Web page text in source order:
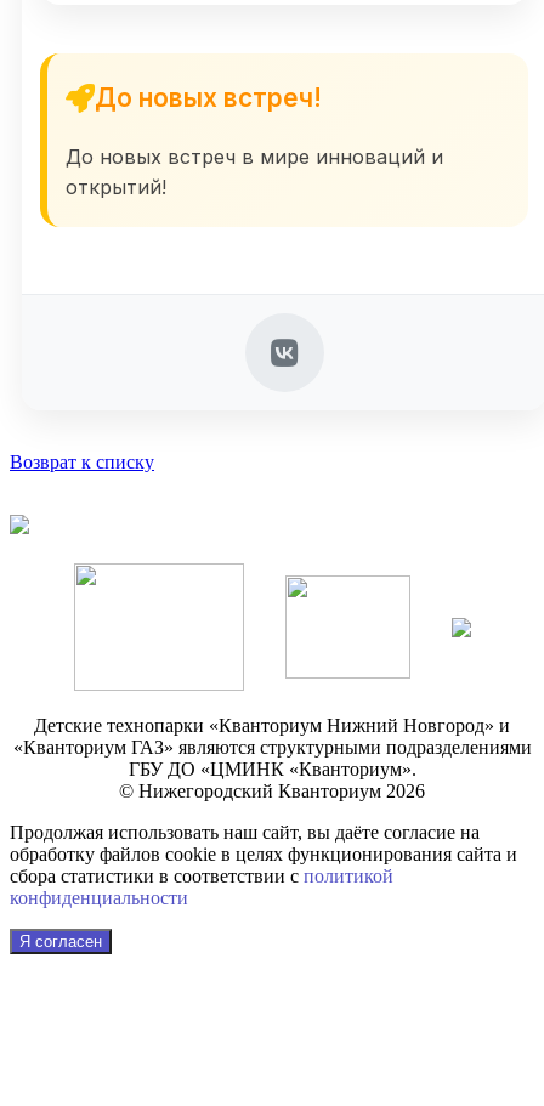
До новых встреч!
До новых встреч в мире инноваций и
открытий!
Возврат к списку
Детские технопарки «Кванториум Нижний Новгород» и
«Кванториум ГАЗ» являются структурными подразделениями
ГБУ ДО «ЦМИНК «Кванториум».
© Нижегородский Кванториум 2026
Продолжая использовать наш сайт, вы даёте согласие на
обработку файлов cookie в целях функционирования сайта и
сбора статистики в соответствии с политикой
конфиденциальности
Я согласен